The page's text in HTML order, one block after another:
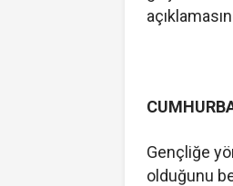
Gençliğe
olduğunu